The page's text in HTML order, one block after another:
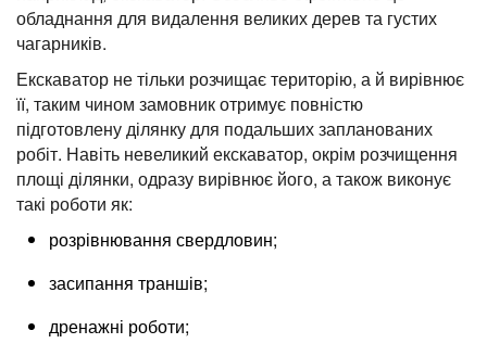
обладнання для видалення великих дерев та густих
чагарників.
Екскаватор не тільки розчищає територію, а й вирівнює
її, таким чином замовник отримує повністю
підготовлену ділянку для подальших запланованих
робіт. Навіть невеликий екскаватор, окрім розчищення
площі ділянки, одразу вирівнює його, а також виконує
такі роботи як:
розрівнювання свердловин;
засипання траншів;
дренажні роботи;